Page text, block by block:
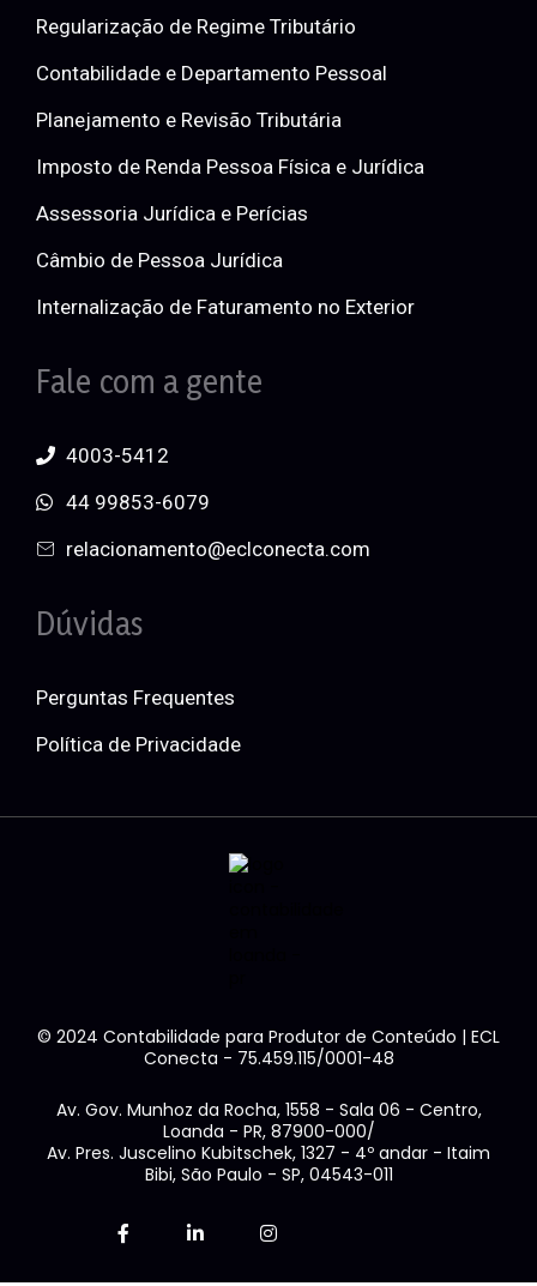
Regularização de Regime Tributário
Contabilidade e Departamento Pessoal
Planejamento e Revisão Tributária
Imposto de Renda Pessoa Física e Jurídica
Assessoria Jurídica e Perícias
Câmbio de Pessoa Jurídica
Internalização de Faturamento no Exterior
Fale com a gente
4003-5412
44 99853-6079
relacionamento@eclconecta.com
Dúvidas
Perguntas Frequentes
Política de Privacidade
© 2024 Contabilidade para Produtor de Conteúdo | ECL
Conecta - 75.459.115/0001-48
Av. Gov. Munhoz da Rocha, 1558 - Sala 06 - Centro,
Loanda - PR, 87900-000/
Av. Pres. Juscelino Kubitschek, 1327 - 4º andar - Itaim
Bibi, São Paulo - SP, 04543-011